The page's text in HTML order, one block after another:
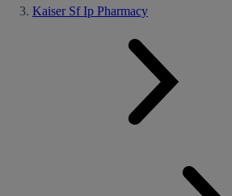
Kaiser Sf Ip Pharmacy